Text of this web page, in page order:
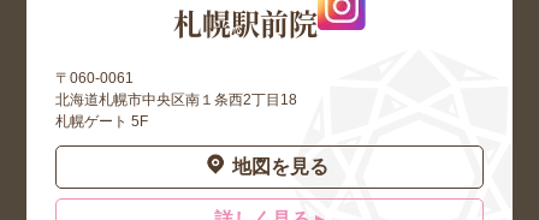
札幌駅前院
〒060-0061
北海道札幌市中央区南１条西2丁目18
札幌ゲート 5F
地図を見る